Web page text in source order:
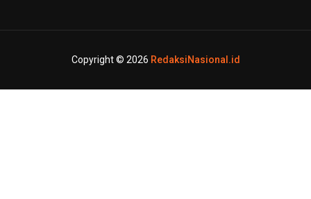
Copyright © 2026 RedaksiNasional.id